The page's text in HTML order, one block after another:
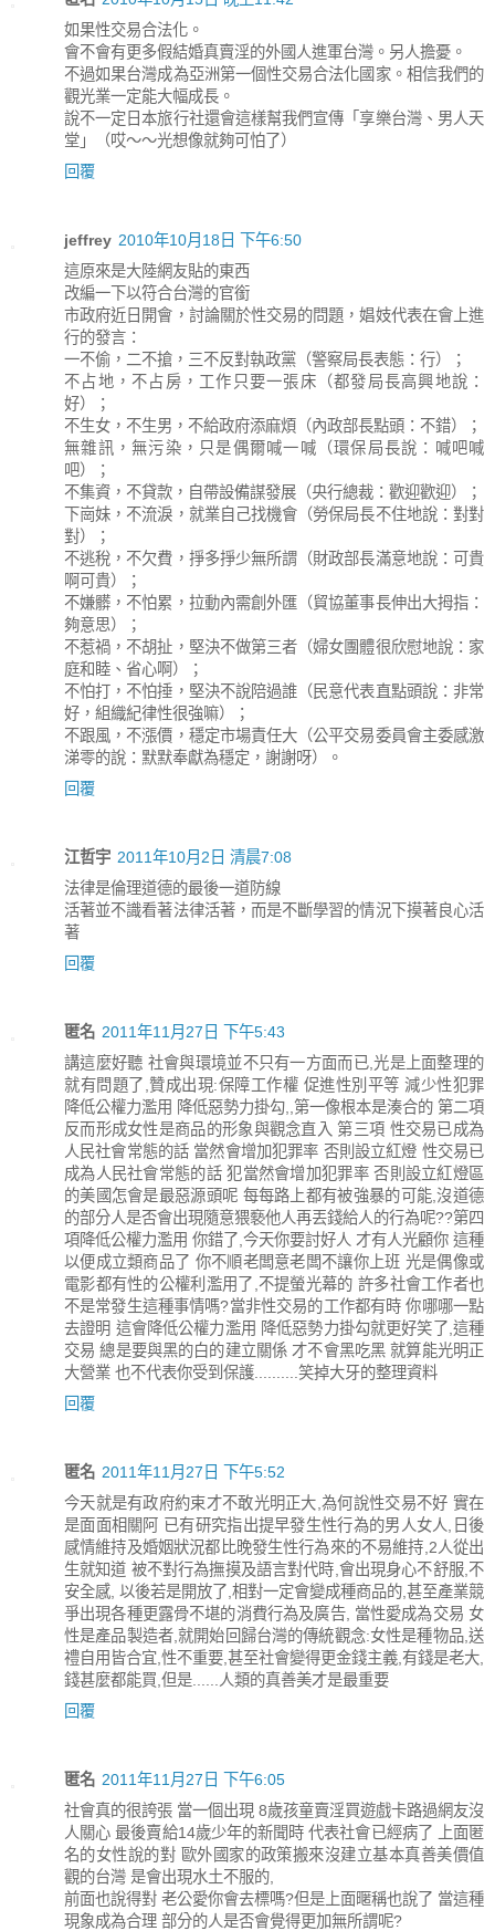
如果性交易合法化。
會不會有更多假結婚真賣淫的外國人進軍台灣。另人擔憂。
不過如果台灣成為亞洲第一個性交易合法化國家。相信我們的
觀光業一定能大幅成長。
說不一定日本旅行社還會這樣幫我們宣傳「享樂台灣、男人天
堂」（哎～～光想像就夠可怕了）
回覆
jeffrey 2010年10月18日 下午6:50
這原來是大陸網友貼的東西
改編一下以符合台灣的官銜
市政府近日開會，討論關於性交易的問題，娼妓代表在會上進
行的發言：
一不偷，二不搶，三不反對執政黨（警察局長表態：行）；
不占地，不占房，工作只要一張床（都發局長高興地說：
好）；
不生女，不生男，不給政府添麻煩（內政部長點頭：不錯）；
無雜訊，無污染，只是偶爾喊一喊（環保局長說：喊吧喊
吧）；
不集資，不貸款，自帶設備謀發展（央行總裁：歡迎歡迎）；
下崗妹，不流淚，就業自己找機會（勞保局長不住地說：對對
對）；
不逃稅，不欠費，掙多掙少無所謂（財政部長滿意地說：可貴
啊可貴）；
不嫌髒，不怕累，拉動內需創外匯（貿協董事長伸出大拇指：
夠意思）；
不惹禍，不胡扯，堅決不做第三者（婦女團體很欣慰地說：家
庭和睦、省心啊）；
不怕打，不怕捶，堅決不說陪過誰（民意代表直點頭說：非常
好，組織紀律性很強嘛）；
不跟風，不漲價，穩定市場責任大（公平交易委員會主委感激
涕零的說：默默奉獻為穩定，謝謝呀）。
回覆
江哲宇 2011年10月2日 清晨7:08
法律是倫理道德的最後一道防線
活著並不識看著法律活著，而是不斷學習的情況下摸著良心活
著
回覆
匿名 2011年11月27日 下午5:43
講這麼好聽 社會與環境並不只有一方面而已,光是上面整理的
就有問題了,贊成出現:保障工作權 促進性別平等 減少性犯罪
降低公權力濫用 降低惡勢力掛勾,,第一像根本是湊合的 第二項
反而形成女性是商品的形象與觀念直入 第三項 性交易已成為
人民社會常態的話 當然會增加犯罪率 否則設立紅燈 性交易已
成為人民社會常態的話 犯當然會增加犯罪率 否則設立紅燈區
的美國怎會是最惡源頭呢 每每路上都有被強暴的可能,沒道德
的部分人是否會出現隨意猥褻他人再丟錢給人的行為呢??第四
項降低公權力濫用 你錯了,今天你要討好人 才有人光顧你 這種
以便成立類商品了 你不順老闆意老闆不讓你上班 光是偶像或
電影都有性的公權利濫用了,不提螢光幕的 許多社會工作者也
不是常發生這種事情嗎?當非性交易的工作都有時 你哪哪一點
去證明 這會降低公權力濫用 降低惡勢力掛勾就更好笑了,這種
交易 總是要與黑的白的建立關係 才不會黑吃黑 就算能光明正
大營業 也不代表你受到保護..........笑掉大牙的整理資料
回覆
匿名 2011年11月27日 下午5:52
今天就是有政府約束才不敢光明正大,為何說性交易不好 實在
是面面相關阿 已有研究指出提早發生性行為的男人女人,日後
感情維持及婚姻狀況都比晚發生性行為來的不易維持,2人從出
生就知道 被不對行為撫摸及語言對代時,會出現身心不舒服,不
安全感, 以後若是開放了,相對一定會變成種商品的,甚至產業競
爭出現各種更露骨不堪的消費行為及廣告, 當性愛成為交易 女
性是產品製造者,就開始回歸台灣的傳統觀念:女性是種物品,送
禮自用皆合宜,性不重要,甚至社會變得更金錢主義,有錢是老大,
錢甚麼都能買,但是......人類的真善美才是最重要
回覆
匿名 2011年11月27日 下午6:05
社會真的很誇張 當一個出現 8歲孩童賣淫買遊戲卡路過網友沒
人關心 最後賣給14歲少年的新聞時 代表社會已經病了 上面匿
名的女性說的對 歐外國家的政策搬來沒建立基本真善美價值
觀的台灣 是會出現水土不服的,
前面也說得對 老公愛你會去標嗎?但是上面暱稱也說了 當這種
現象成為合理 部分的人是否會覺得更加無所謂呢?